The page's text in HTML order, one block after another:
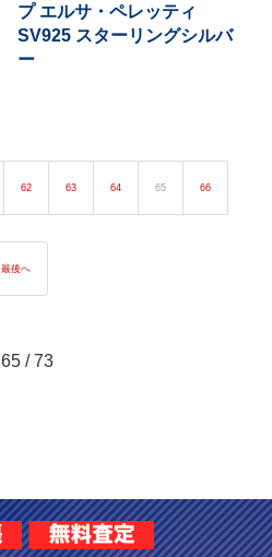
プ エルサ・ペレッティ
SV925 スターリングシルバ
ー
62 63 64 65 66
最後へ
65 / 73